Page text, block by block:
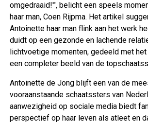
omgedraaid!'", belicht een speels
haar man, Coen Rijpma. Het artikel
Antoinette haar man flink aan het werk
duidt op een gezonde en lachende
lichtvoetige momenten, gedeeld met
een completer beeld van de
Antoinette de Jong blijft een van de
vooraanstaande schaatssters van
aanwezigheid op sociale media biedt
perspectief op haar leven als atleet en